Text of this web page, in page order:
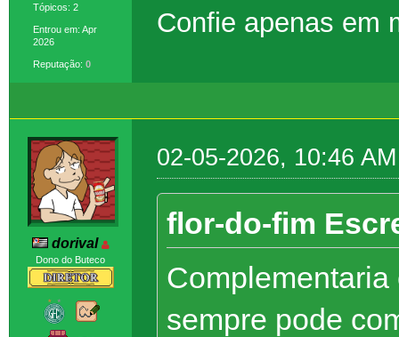
Tópicos: 2
Entrou em: Apr
2026
Reputação: 0
Confie apenas em
dorival
Dono do Buteco
02-05-2026, 10:46 AM
flor-do-fim
Complementaria
sempre pode